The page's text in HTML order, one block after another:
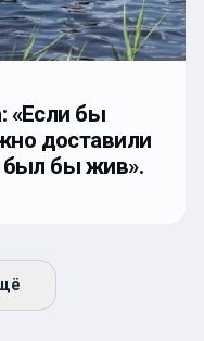
«Если бы
доставили
был бы жив».